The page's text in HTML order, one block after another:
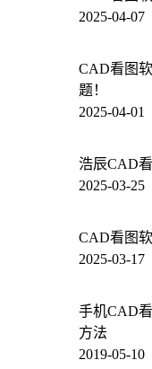
2025-04-
CAD看图
题！
2025-04-
浩辰CAD
2025-03-
CAD看图
2025-03-
手机CAD
方法
2019-05-